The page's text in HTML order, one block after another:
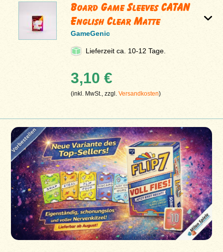
Board Game Sleeves CATAN
English Clear Matte
GameGenic
Lieferzeit ca. 10-12 Tage.
3,10 €
(inkl. MwSt., zzgl.Versandkosten)